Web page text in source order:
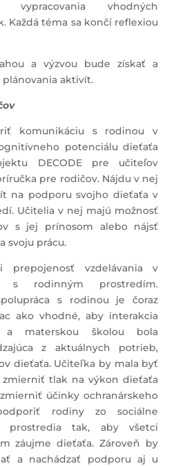
vhodných
Každá téma sa končí reflexiou
a výzvou bude získať a
aktivít.
komunikáciu s rodinou v
potenciálu dieťaťa
DECODE pre učiteľov
pre rodičov. Nájdu v nej
na podporu svojho dieťaťa v
Učitelia v nej majú možnosť
s jej prínosom alebo nájsť
svoju prácu.
prepojenosť vzdelávania v
s rodinným prostredím.
s rodinou je čoraz
ako vhodné, aby interakcia
a materskou školou bola
z aktuálnych potrieb,
dieťaťa. Učiteľka by mala byť
zmierniť tlak na výkon dieťaťa
účinky ochranárskeho
rodiny zo sociálne
prostredia tak, aby všetci
záujme dieťaťa. Zároveň by
a nachádzať podporu aj u